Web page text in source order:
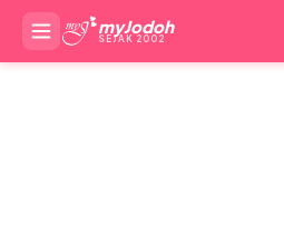
myJodoh
SEJAK 2002